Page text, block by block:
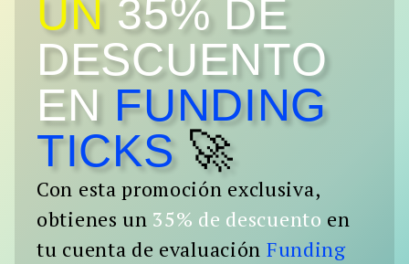
Buscar:
BUSCAR
UN 35% DE
DESCUENTO
EN FUNDING
TICKS 🚀
Con esta promoción exclusiva,
obtienes un 35% de descuento en
tu cuenta de evaluación Funding